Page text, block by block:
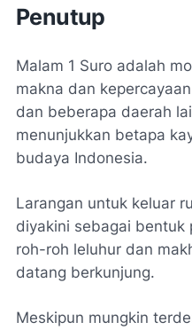
Penutup
Malam 1 Suro adalah
makna dan
dan beberapa daerah
menunjukkan betapa
budaya Indonesia.
Larangan untuk keluar
diyakini sebagai bentuk
roh-roh leluhur dan
datang berkunjung.
Meskipun mungkin